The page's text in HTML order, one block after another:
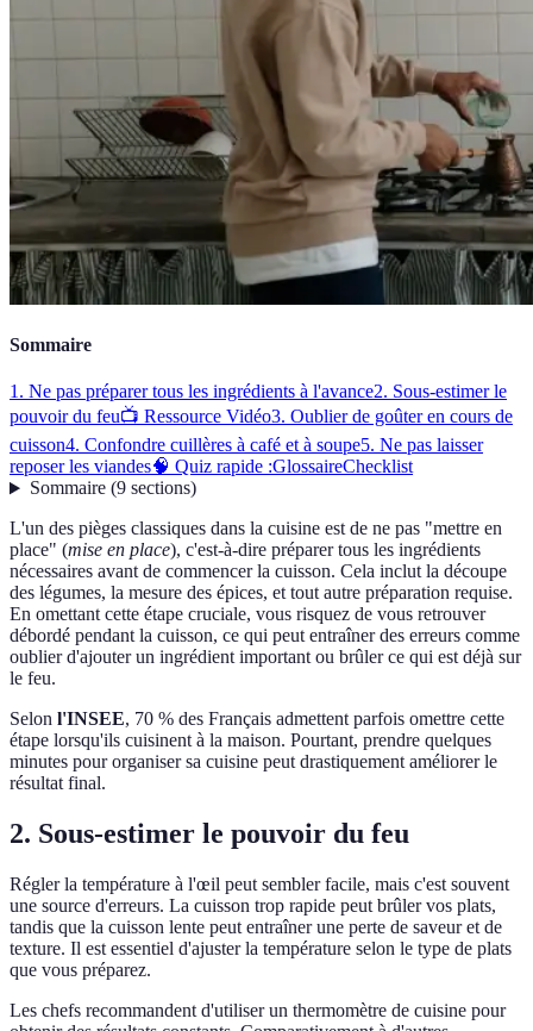
Sommaire
1. Ne pas préparer tous les ingrédients à l'avance2. Sous-estimer le
pouvoir du feu📺 Ressource Vidéo3. Oublier de goûter en cours de
cuisson4. Confondre cuillères à café et à soupe5. Ne pas laisser
reposer les viandes🧠 Quiz rapide :GlossaireChecklist
Sommaire(9 sections)
L'un des pièges classiques dans la cuisine est de ne pas "mettre en
place" (mise en place), c'est-à-dire préparer tous les ingrédients
nécessaires avant de commencer la cuisson. Cela inclut la découpe
des légumes, la mesure des épices, et tout autre préparation requise.
En omettant cette étape cruciale, vous risquez de vous retrouver
débordé pendant la cuisson, ce qui peut entraîner des erreurs comme
oublier d'ajouter un ingrédient important ou brûler ce qui est déjà sur
le feu.
Selon l'INSEE, 70 % des Français admettent parfois omettre cette
étape lorsqu'ils cuisinent à la maison. Pourtant, prendre quelques
minutes pour organiser sa cuisine peut drastiquement améliorer le
résultat final.
2. Sous-estimer le pouvoir du feu
Régler la température à l'œil peut sembler facile, mais c'est souvent
une source d'erreurs. La cuisson trop rapide peut brûler vos plats,
tandis que la cuisson lente peut entraîner une perte de saveur et de
texture. Il est essentiel d'ajuster la température selon le type de plats
que vous préparez.
Les chefs recommandent d'utiliser un thermomètre de cuisine pour